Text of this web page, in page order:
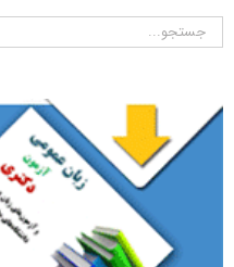
جستجو